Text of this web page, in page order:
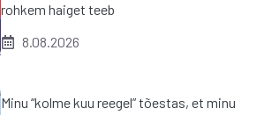
rohkem haiget teeb
8.08.2026
Minu “kolme kuu reegel” tõestas, et minu